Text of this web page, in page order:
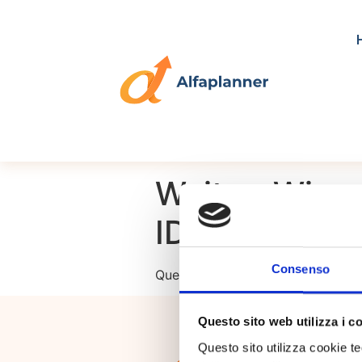
Consenso
Questo sito web utilizza i
Questo sito utilizza cookie
Wait or Win
ID88-2021
Questo è un blocco di
Homepage